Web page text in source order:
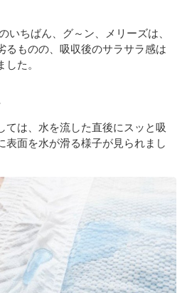
いちばん、グ～ン、メリーズは、
るものの、吸収後のサラサラ感は
した。
ては、水を流した直後にスッと吸
表面を水が滑る様子が見られまし